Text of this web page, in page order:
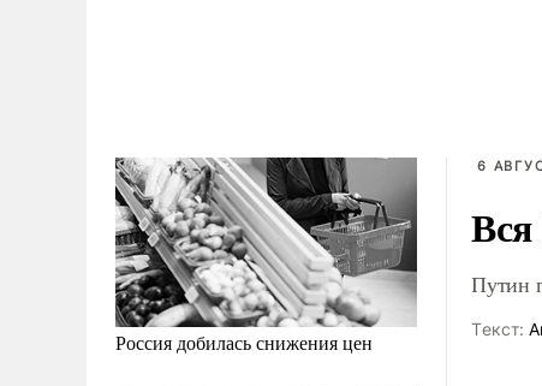
Россия добилась снижения цен
6
Вся
Путин
Tекст: